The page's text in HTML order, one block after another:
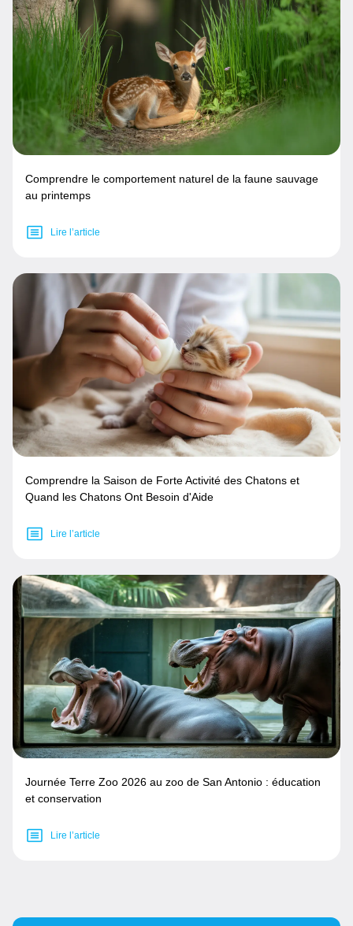
Comprendre le comportement naturel de la faune sauvage
au printemps
Lire l’article
Comprendre la Saison de Forte Activité des Chatons et
Quand les Chatons Ont Besoin d'Aide
Lire l’article
Journée Terre Zoo 2026 au zoo de San Antonio : éducation
et conservation
Lire l’article